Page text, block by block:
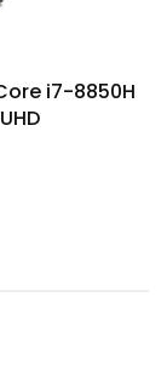
i7-8850H